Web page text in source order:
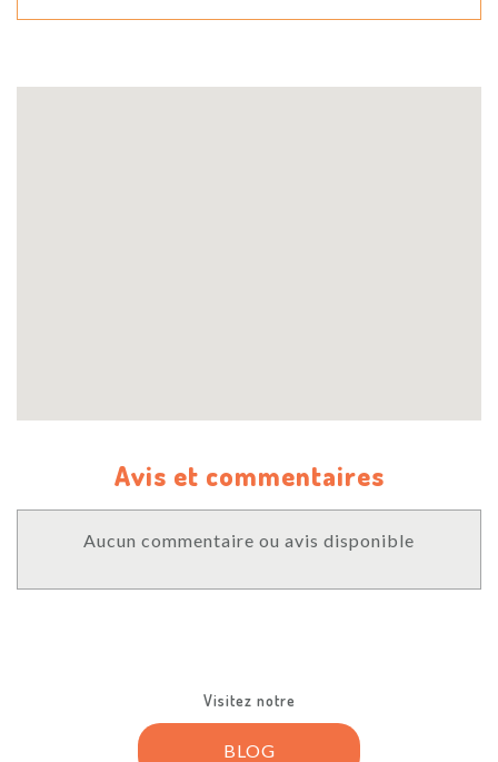
Avis et commentaires
Aucun commentaire ou avis disponible
Visitez notre
BLOG